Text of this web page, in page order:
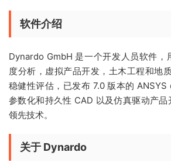
软件介绍
Dynardo GmbH 是一个开发人员软件，
度分析，虚拟产品开发，土木工程和地
稳健性评估，已发布 7.0 版本的
参数化和持久性 CAD 以及仿真驱动产
领先技术。
关于 Dynardo